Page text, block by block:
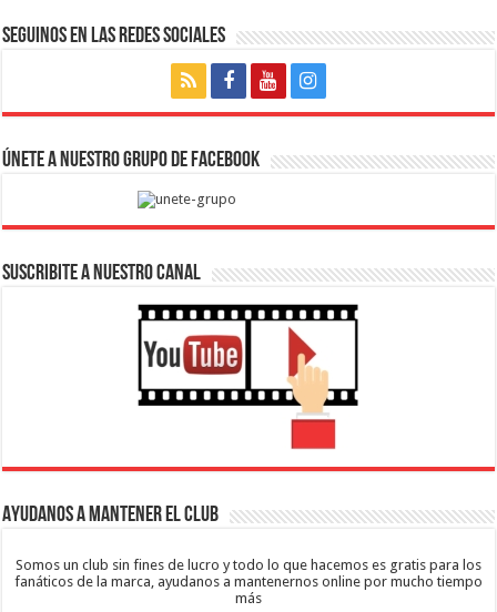
Seguinos en las Redes Sociales
Únete a nuestro Grupo de Facebook
SUSCRIBITE A NUESTRO CANAL
Ayudanos a mantener el club
Somos un club sin fines de lucro y todo lo que hacemos es gratis para los
fanáticos de la marca, ayudanos a mantenernos online por mucho tiempo
más